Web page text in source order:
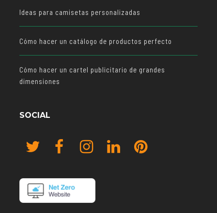
Ideas para camisetas personalizadas
Cómo hacer un catálogo de productos perfecto
Cómo hacer un cartel publicitario de grandes
dimensiones
SOCIAL